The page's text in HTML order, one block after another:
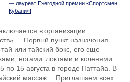
— лауреат Ежегодной премии «Спортсмен
Кубани»!
в организации
– Первый пункт назначения –
или тайский бокс, его еще
ногами, локтями и коленями.
по 15 августа в городе Паттайа. В
массаж… Приглашаем всех